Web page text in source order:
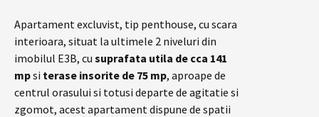
Apartament excluvist, tip penthouse, cu scara
interioara, situat la ultimele 2 niveluri din
imobilul E3B, cu suprafata utila de cca 141
mpsi terase insorite de 75 mp, aproape de
centrul orasului si totusi departe de agitatie si
zgomot, acest apartament dispune de spatii